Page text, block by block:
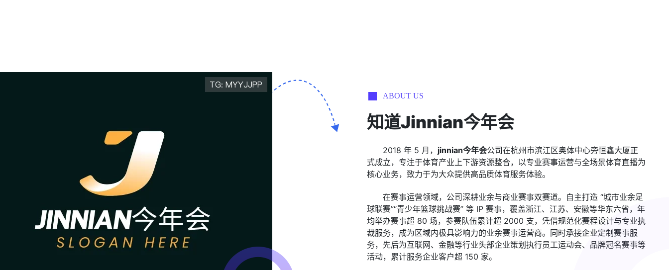
ABOUT US
知道Jinnian今年会
2018 年 5 月， jinnian今年会公司在杭州市滨江区奥体中心旁恒鑫大厦正
式成立，专注于体育产业上下游资源整合，以专业赛事运营与全场景体育直播为
核心业务，致力于为大众提供高品质体育服务体验。
在赛事运营领域，公司深耕业余与商业赛事双赛道。自主打造 “城市业余足
球联赛”“青少年篮球挑战赛” 等 IP 赛事，覆盖浙江、江苏、安徽等华东六省，年
均举办赛事超 80 场，参赛队伍累计超 2000 支，凭借规范化赛程设计与专业执
裁服务，成为区域内极具影响力的业余赛事运营商。同时承接企业定制赛事服
务，先后为互联网、金融等行业头部企业策划执行员工运动会、品牌冠名赛事等
活动，累计服务企业客户超 150 家。